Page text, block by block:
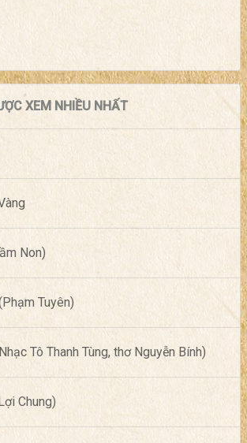
XEM NHIỀU NHẤT
Non)
Tuyên)
Tô Thanh Tùng, thơ Nguyễn Bính)
Chung)